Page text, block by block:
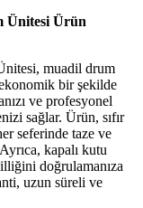
Ünitesi Ürün
muadil drum
bir şekilde
ve profesyonel
sağlar. Ürün, sıfır
seferinde taze ve
kapalı kutu
doğrulamanıza
uzun süreli ve